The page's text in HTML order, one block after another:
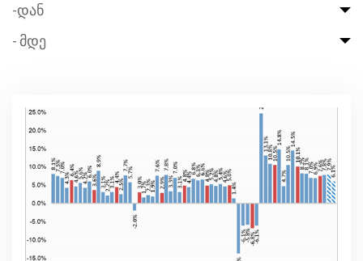
-დან
- მდე